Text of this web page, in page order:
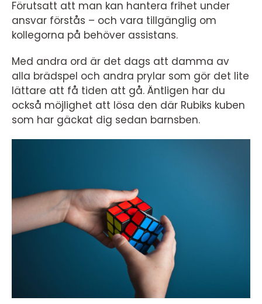
Förutsatt att man kan hantera frihet under
ansvar förstås – och vara tillgänglig om
kollegorna på behöver assistans.
Med andra ord är det dags att damma av
alla brädspel och andra prylar som gör det lite
lättare att få tiden att gå. Äntligen har du
också möjlighet att lösa den där Rubiks kuben
som har gäckat dig sedan barnsben.